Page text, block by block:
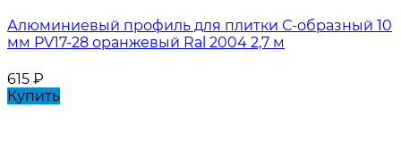
Алюминиевый профиль для плитки С-образный 10
мм PV17-28 оранжевый Ral 2004 2,7 м
615 ₽
Купить